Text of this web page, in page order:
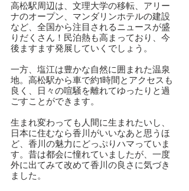
高松駅周辺は、文理大学の移転、アリー
ナのオープン、マンダリンホテルの建設
など、全国から注目されるニュースが盛
りだくさん！民泊熱も高まっており、今
後ますます発展していくでしょう。
一方、塩江は豊かな自然に囲まれた温泉
地。高松駅から車で約1時間とアクセスも
良く、日々の喧騒を離れてゆったりと過
ごすことができます。
生まれ変わっても人間に生まれたいし、
日本に住むなら香川がいいなあと思うほ
ど、香川の魅力にどっぷりハマっていま
す。昔は都会に憧れていましたが、一度
外に出てみて改めて香川の良さに気づき
ました。